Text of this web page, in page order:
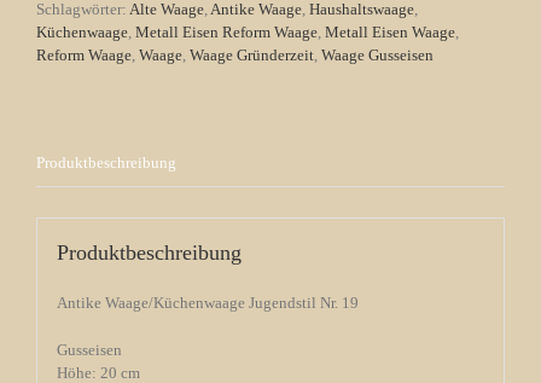
Schlagwörter: Alte Waage Antike Waage Haushaltswaage
Küchenwaage Metall Eisen Reform Waage Metall Eisen Waage
Reform Waage Waage Waage Gründerzeit Waage Gusseisen
Produktbeschreibung
Produktbeschreibung
Antike Waage/Küchenwaage Jugendstil Nr. 19
Gusseisen
Höhe: 20 cm